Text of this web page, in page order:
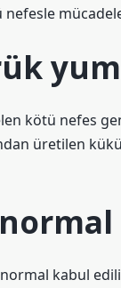
kötü nefes
üretilen
kabul